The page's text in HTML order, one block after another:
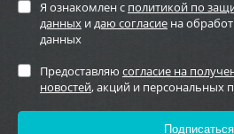
Я ознакомлен с политикой по
данных идаю согласие на
данных
Предоставляю согласие на
новостей, акций и персональных